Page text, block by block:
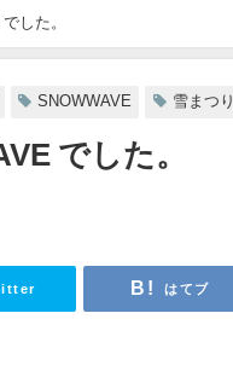
した。
SNOWWAVE 雪まつり
でした。
はてブ